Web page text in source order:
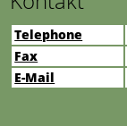
Telephone
Fax
E-Mail